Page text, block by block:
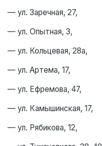
— ул. Заречная, 27,
— ул. Опытная, 3,
— ул. Кольцевая, 28а,
— ул. Артема, 17,
— ул. Ефремова, 47,
— ул. Камышинская, 17,
— ул. Рябикова, 12,